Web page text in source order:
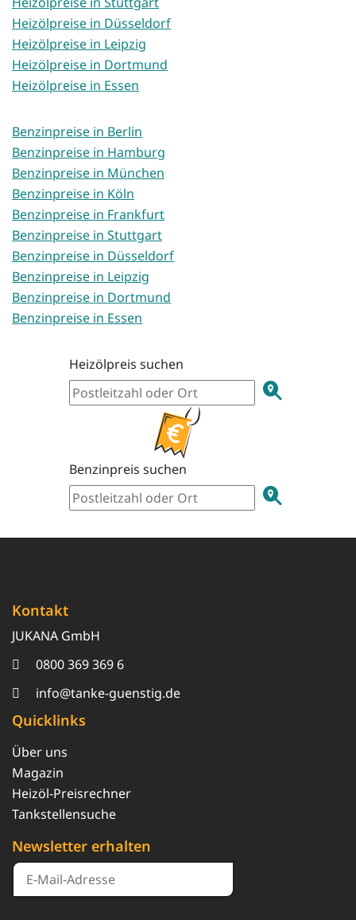
Heizölpreise in Düsseldorf
Heizölpreise in Leipzig
Heizölpreise in Dortmund
Heizölpreise in Essen
Benzinpreise in Berlin
Benzinpreise in Hamburg
Benzinpreise in München
Benzinpreise in Köln
Benzinpreise in Frankfurt
Benzinpreise in Stuttgart
Benzinpreise in Düsseldorf
Benzinpreise in Leipzig
Benzinpreise in Dortmund
Benzinpreise in Essen
Heizölpreis suchen
Benzinpreis suchen
Kontakt
JUKANA GmbH
0800 369 369 6
info@tanke-guenstig.de
Quicklinks
Über uns
Magazin
Heizöl-Preisrechner
Tankstellensuche
Newsletter erhalten